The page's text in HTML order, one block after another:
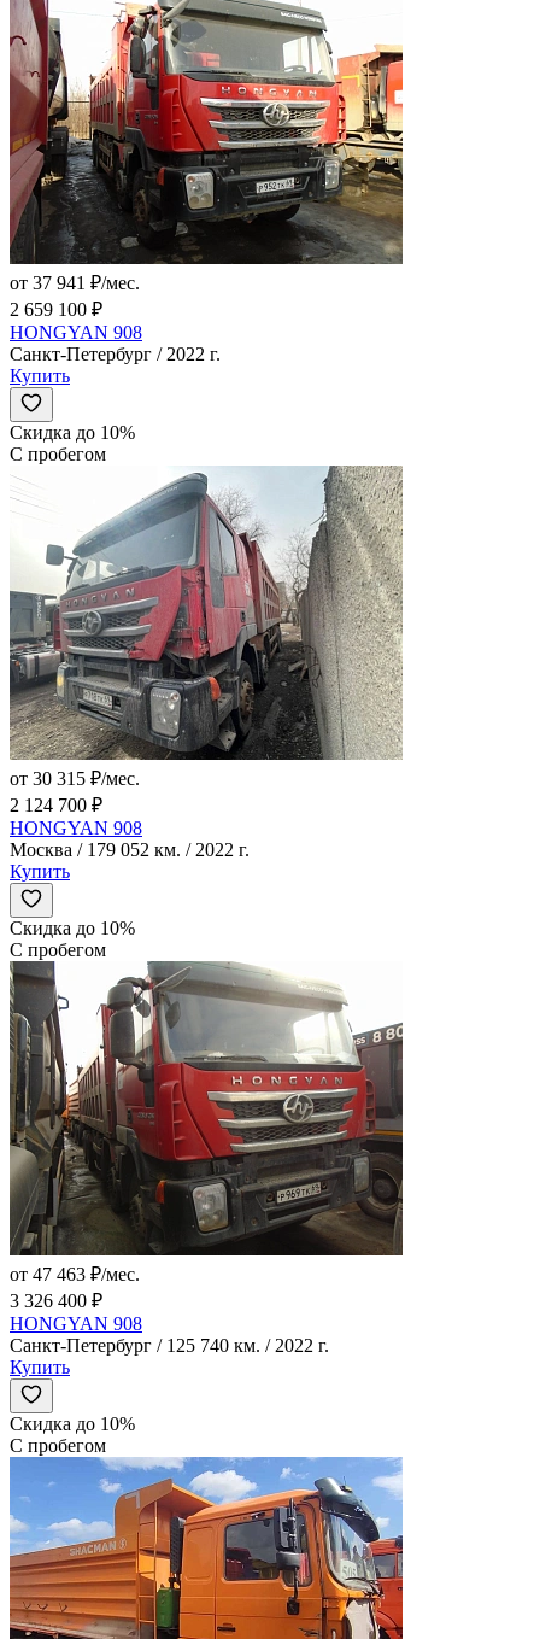
от 37 941 ₽/мес.
2 659 100 ₽
HONGYAN 908
Санкт-Петербург / 2022 г.
Купить
Скидка до 10%
С пробегом
от 30 315 ₽/мес.
2 124 700 ₽
HONGYAN 908
Москва / 179 052 км. / 2022 г.
Купить
Скидка до 10%
С пробегом
от 47 463 ₽/мес.
3 326 400 ₽
HONGYAN 908
Санкт-Петербург / 125 740 км. / 2022 г.
Купить
Скидка до 10%
С пробегом